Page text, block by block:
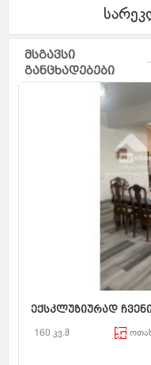
მსგავსი
განცხადებები
ექსკლუზიურად
160 კვ.მ